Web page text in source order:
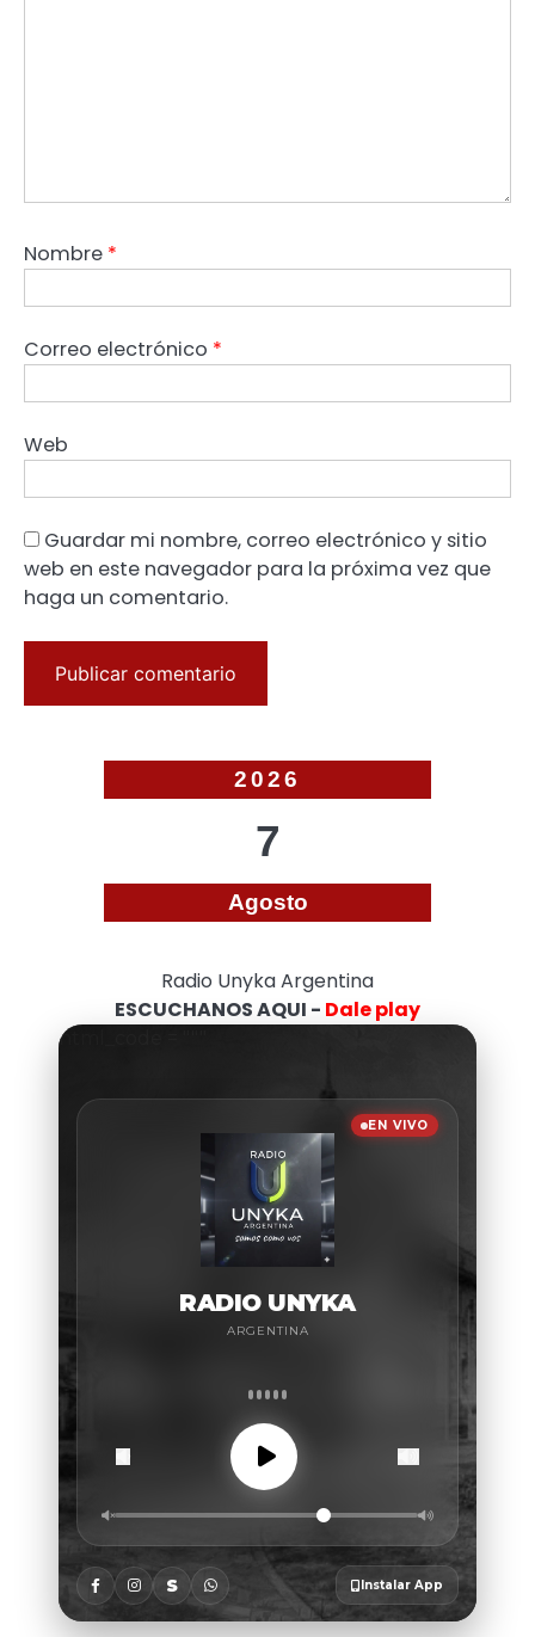
Nombre *
Correo electrónico *
Web
Guardar mi nombre, correo electrónico y sitio
web en este navegador para la próxima vez que
haga un comentario.
2026
7
Agosto
Radio Unyka Argentina
ESCUCHANOS AQUI - Dale play